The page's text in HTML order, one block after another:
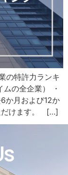
の特許力ランキ
の全企業） ・
か月および12か
だけます。 […]